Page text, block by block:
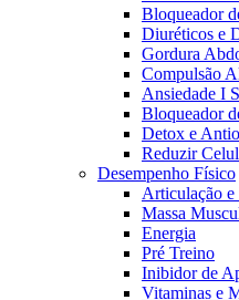
Bloqueador
Diuréticos e
Gordura
Compulsão
Ansiedade I
Bloqueador
Detox e
Reduzir
Desempenho Físico
Articulação
Massa
Energia
Pré Treino
Inibidor de
Vitaminas e